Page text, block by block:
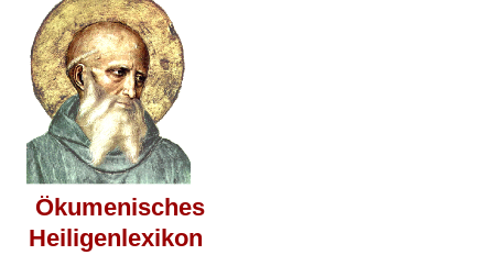
Ökumenisches
Heiligenlexikon